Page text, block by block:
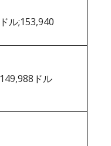
ドル;153,940
149,988ドル